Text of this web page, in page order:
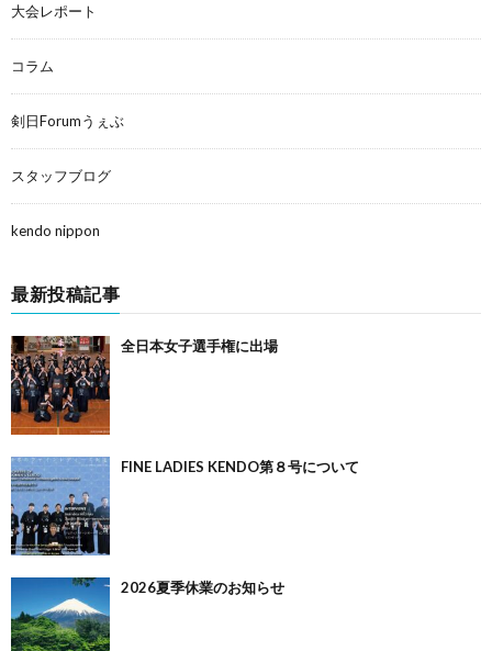
大会レポート
コラム
剣日Forumうぇぶ
スタッフブログ
kendo nippon
最新投稿記事
全日本女子選手権に出場
FINE LADIES KENDO第８号について
2026夏季休業のお知らせ